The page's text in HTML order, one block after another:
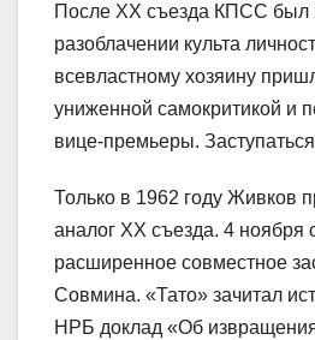
После XX съезда КПСС был
разоблачении культа
всевластному хозяину
униженной самокритикой и
вице-премьеры.
Только в 1962 году Живков
аналог XX съезда. 4 ноября
расширенное совместное
Совмина. «Тато» зачитал
НРБ доклад «Об